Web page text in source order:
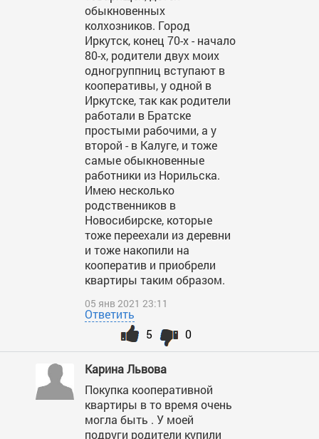
обыкновенных
колхозников. Город
Иркутск, конец 70-х - начало
80-х, родители двух моих
одногруппниц вступают в
кооперативы, у одной в
Иркутске, так как родители
работали в Братске
простыми рабочими, а у
второй - в Калуге, и тоже
самые обыкновенные
работники из Норильска.
Имею несколько
родственников в
Новосибирске, которые
тоже переехали из деревни
и тоже накопили на
кооператив и приобрели
квартиры таким образом.
05 янв 2021 23:11
Ответить
0
5
Карина Львова
Покупка кооперативной
квартиры в то время очень
могла быть . У моей
подруги родители купили